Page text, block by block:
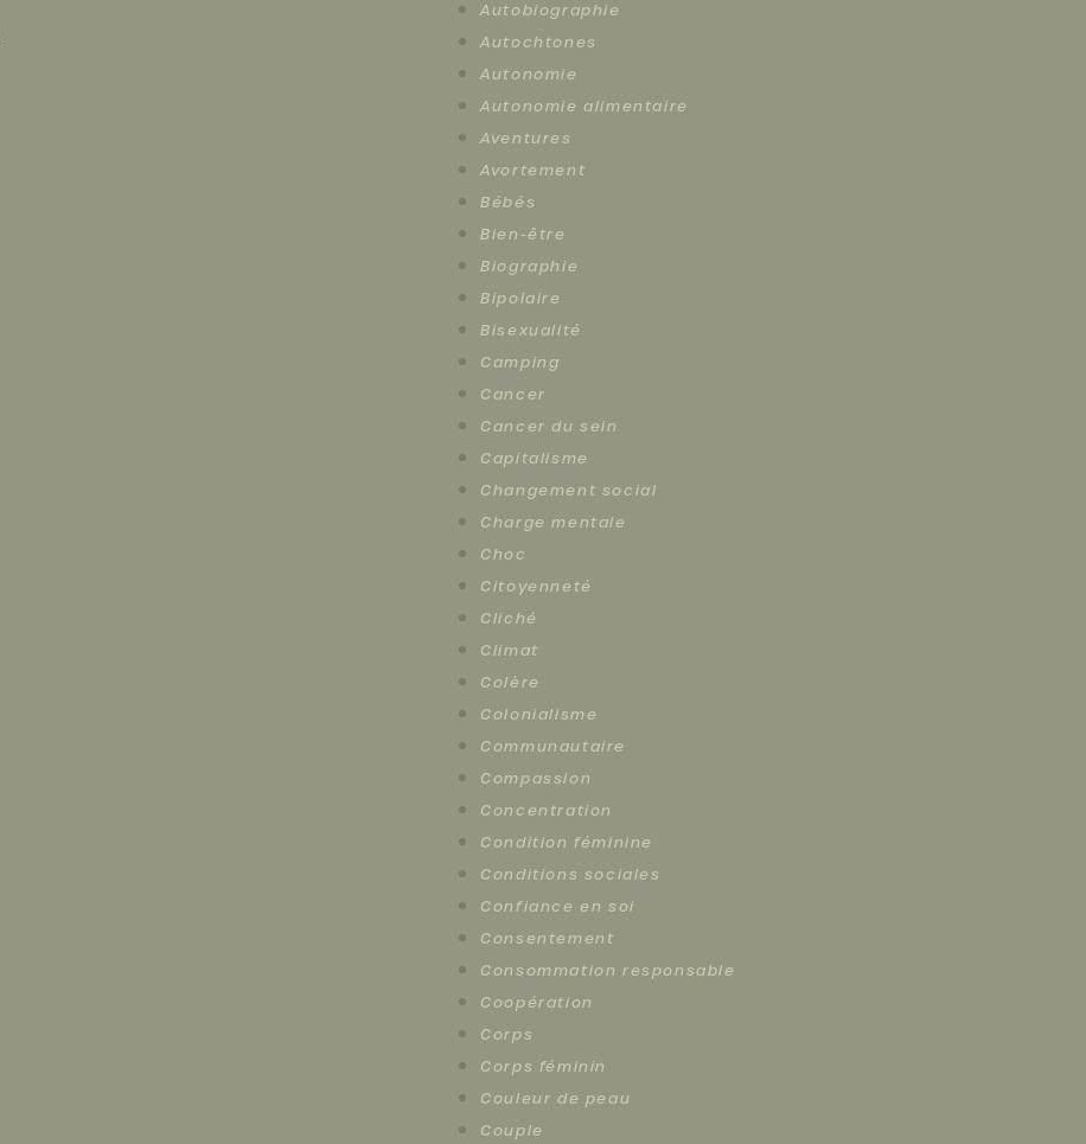
Autobiographie
Autochtones
Autonomie
Autonomie alimentaire
Aventures
Avortement
Bébés
Bien-être
Biographie
Bipolaire
Bisexualité
Camping
Cancer
Cancer du sein
Capitalisme
Changement social
Charge mentale
Choc
Citoyenneté
Cliché
Climat
Colère
Colonialisme
Communautaire
Compassion
Concentration
Condition féminine
Conditions sociales
Confiance en soi
Consentement
Consommation responsable
Coopération
Corps
Corps féminin
Couleur de peau
Couple